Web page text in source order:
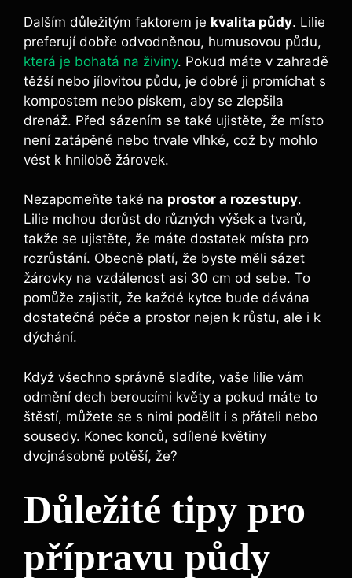
Dalším důležitým faktorem je kvalita půdy. Lilie
preferují dobře odvodněnou, humusovou půdu,
která je bohatá na živiny. Pokud máte v zahradě
těžší nebo jílovitou půdu, je dobré ji promíchat s
kompostem nebo pískem, aby se zlepšila
drenáž. Před sázením se také ujistěte, že místo
není zatápěné nebo trvale vlhké, což by mohlo
vést k hnilobě žárovek.
Nezapomeňte také na prostor a rozestupy.
Lilie mohou dorůst do různých výšek a tvarů,
takže se ujistěte, že máte dostatek místa pro
rozrůstání. Obecně platí, že byste měli sázet
žárovky na vzdálenost asi 30 cm od sebe. To
pomůže zajistit, že každé kytce bude dávána
dostatečná péče a prostor nejen k růstu, ale i k
dýchání.
Když všechno správně sladíte, vaše lilie vám
odmění dech beroucími květy a pokud máte to
štěstí, můžete se s nimi podělit i s přáteli nebo
sousedy. Konec konců, sdílené květiny
dvojnásobně potěší, že?
Důležité tipy pro
přípravu půdy